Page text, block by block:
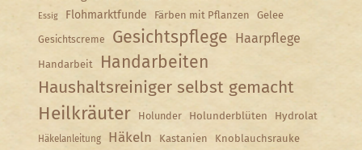
Essig Flohmarktfunde Färben mit Pflanzen Gelee
Gesichtscreme Gesichtspflege Haarpflege
Handarbeit
Handarbeiten
Haushaltsreiniger selbst gemacht
Heilkräuter Holunder Holunderblüten Hydrolat
Häkelanleitung Häkeln Kastanien Knoblauchsrauke